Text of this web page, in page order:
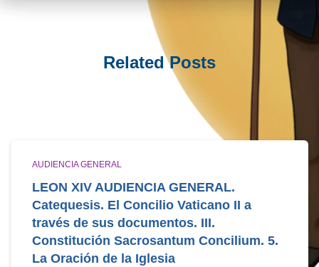
Related Posts
AUDIENCIA GENERAL
LEON XIV AUDIENCIA GENERAL.
Catequesis. El Concilio Vaticano II a
través de sus documentos. III.
Constitución Sacrosantum Concilium. 5.
La Oración de la Iglesia